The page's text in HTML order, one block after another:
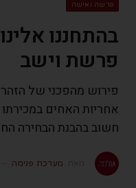
פרשה ואישה
בהתחננו
פרשת וישב
פירוש מהפכני של
אחריות האחים
חשוב בהבנת הבחירה
מערכת פנימה